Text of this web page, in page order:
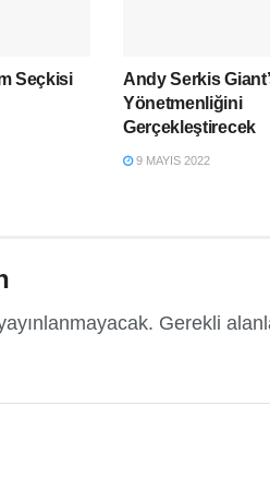
Seçkisi
Andy Serkis
Yönetmenliğini
Gerçekleştirecek
9 MAYIS 2022
Gerekli